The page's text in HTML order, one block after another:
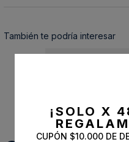
También te podría interesar
¡SOLO X
CUPÓN $10.000 DE